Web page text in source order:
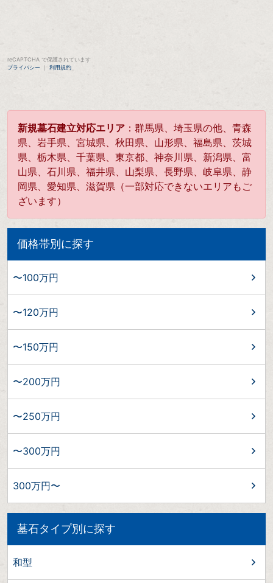
reCAPTCHA で保護されています
プライバシー ｜ 利用規約
新規墓石建立対応エリア ：群馬県、埼玉県の他、青森
県、岩手県、宮城県、秋田県、山形県、福島県、茨城
県、栃木県、千葉県、東京都、神奈川県、新潟県、富
山県、石川県、福井県、山梨県、長野県、岐阜県、静
岡県、愛知県、滋賀県（一部対応できないエリアもご
ざいます）
価格帯別に探す
〜100万円
〜120万円
〜150万円
〜200万円
〜250万円
〜300万円
300万円〜
墓石タイプ別に探す
和型